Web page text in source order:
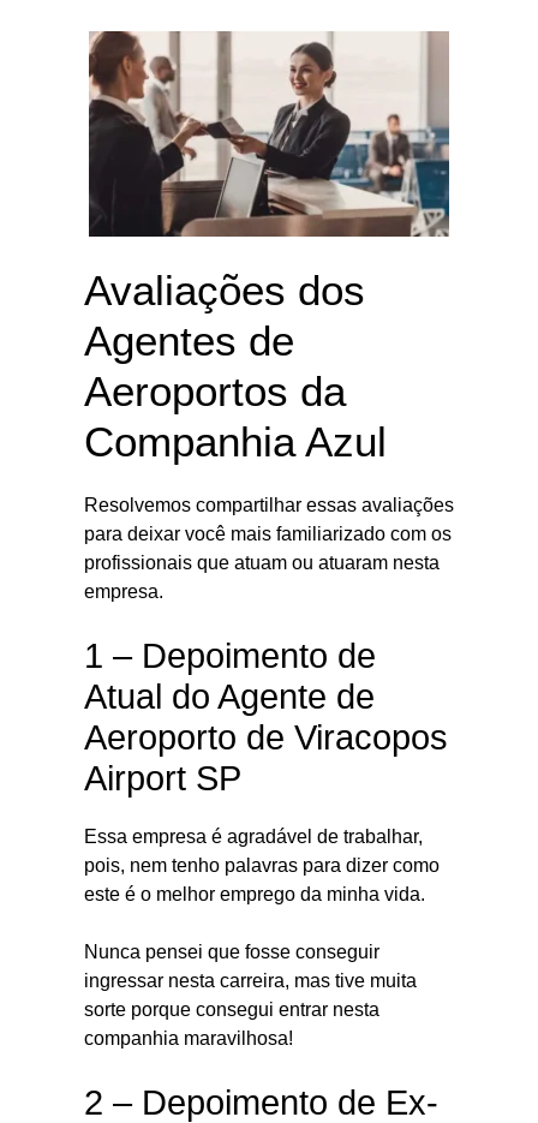
Avaliações dos
Agentes de
Aeroportos da
Companhia Azul
Resolvemos compartilhar essas avaliações
para deixar você mais familiarizado com os
profissionais que atuam ou atuaram nesta
empresa.
1 – Depoimento de
Atual do Agente de
Aeroporto de Viracopos
Airport SP
Essa empresa é agradável de trabalhar,
pois, nem tenho palavras para dizer como
este é o melhor emprego da minha vida.
Nunca pensei que fosse conseguir
ingressar nesta carreira, mas tive muita
sorte porque consegui entrar nesta
companhia maravilhosa!
2 – Depoimento de Ex-